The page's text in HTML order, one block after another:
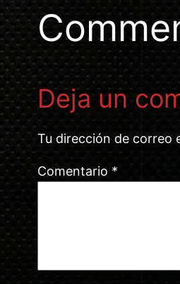
Deja un
Tu dirección de correo
Comentario *